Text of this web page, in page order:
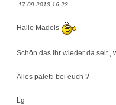
17.09.2013 16:23
Hallo Mädels
Schön das ihr wieder da seit ,
Alles paletti bei euch ?
Lg